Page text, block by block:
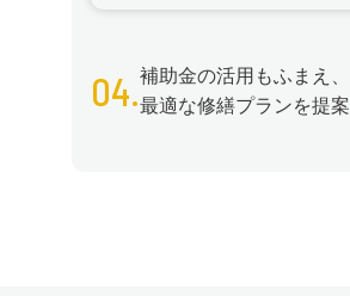
04.補助金の活用もふまえ、
最適な修繕プランを提案